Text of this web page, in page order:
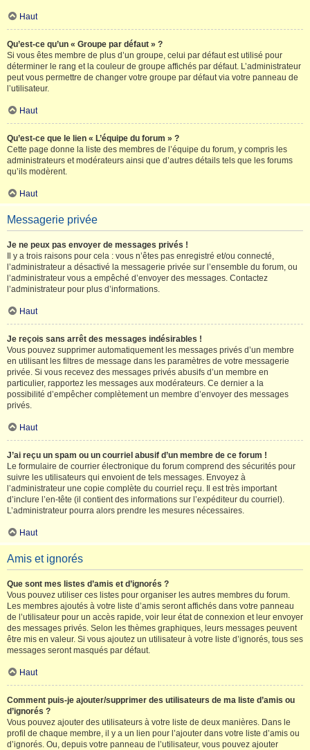
Haut
Qu’est-ce qu’un « Groupe par défaut » ?
Si vous êtes membre de plus d’un groupe, celui par défaut est utilisé pour
déterminer le rang et la couleur de groupe affichés par défaut. L’administrateur
peut vous permettre de changer votre groupe par défaut via votre panneau de
l’utilisateur.
Haut
Qu’est-ce que le lien « L’équipe du forum » ?
Cette page donne la liste des membres de l’équipe du forum, y compris les
administrateurs et modérateurs ainsi que d’autres détails tels que les forums
qu’ils modèrent.
Haut
Messagerie privée
Je ne peux pas envoyer de messages privés !
Il y a trois raisons pour cela : vous n’êtes pas enregistré et/ou connecté,
l’administrateur a désactivé la messagerie privée sur l’ensemble du forum, ou
l’administrateur vous a empêché d’envoyer des messages. Contactez
l’administrateur pour plus d’informations.
Haut
Je reçois sans arrêt des messages indésirables !
Vous pouvez supprimer automatiquement les messages privés d’un membre
en utilisant les filtres de message dans les paramètres de votre messagerie
privée. Si vous recevez des messages privés abusifs d’un membre en
particulier, rapportez les messages aux modérateurs. Ce dernier a la
possibilité d’empêcher complètement un membre d’envoyer des messages
privés.
Haut
J’ai reçu un spam ou un courriel abusif d’un membre de ce forum !
Le formulaire de courrier électronique du forum comprend des sécurités pour
suivre les utilisateurs qui envoient de tels messages. Envoyez à
l’administrateur une copie complète du courriel reçu. Il est très important
d’inclure l’en-tête (il contient des informations sur l’expéditeur du courriel).
L’administrateur pourra alors prendre les mesures nécessaires.
Haut
Amis et ignorés
Que sont mes listes d’amis et d’ignorés ?
Vous pouvez utiliser ces listes pour organiser les autres membres du forum.
Les membres ajoutés à votre liste d’amis seront affichés dans votre panneau
de l’utilisateur pour un accès rapide, voir leur état de connexion et leur envoyer
des messages privés. Selon les thèmes graphiques, leurs messages peuvent
être mis en valeur. Si vous ajoutez un utilisateur à votre liste d’ignorés, tous ses
messages seront masqués par défaut.
Haut
Comment puis-je ajouter/supprimer des utilisateurs de ma liste d’amis ou
d’ignorés ?
Vous pouvez ajouter des utilisateurs à votre liste de deux manières. Dans le
profil de chaque membre, il y a un lien pour l’ajouter dans votre liste d’amis ou
d’ignorés. Ou, depuis votre panneau de l’utilisateur, vous pouvez ajouter